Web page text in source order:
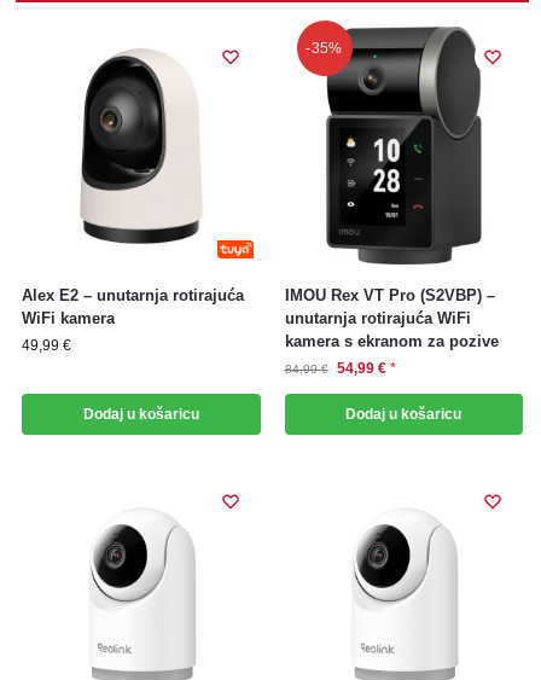
Alex E2 – unutarnja rotirajuća
WiFi kamera
49,99 €
Dodaj u košaricu
-35%
IMOU Rex VT Pro (S2VBP) –
unutarnja rotirajuća WiFi
kamera s ekranom za pozive
84,99€ 54,99 € *
Dodaj u košaricu